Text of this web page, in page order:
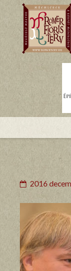
to
content
2016